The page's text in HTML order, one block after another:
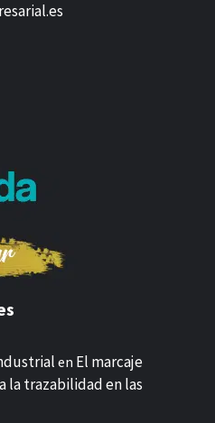
en El marcaje
la trazabilidad en las